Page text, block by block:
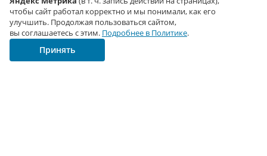
чтобы сайт работал корректно и мы понимали, как его
улучшить. Продолжая пользоваться сайтом,
вы соглашаетесь с этим. Подробнее в Политике.
Принять